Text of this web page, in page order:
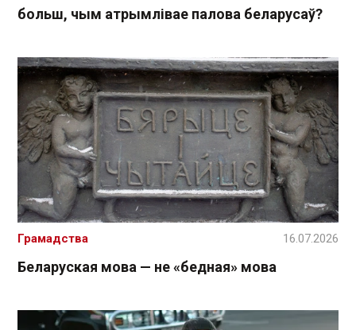
больш, чым атрымлівае палова беларусаў?
Беларуская мова — не «бедная» мова
Грамадства 16.07.2026